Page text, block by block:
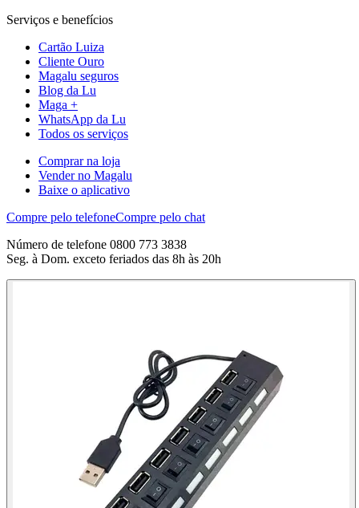
Serviços e benefícios
Cartão Luiza
Cliente Ouro
Magalu seguros
Blog da Lu
Maga +
WhatsApp da Lu
Todos os serviços
Comprar na loja
Vender no Magalu
Baixe o aplicativo
Compre pelo telefoneCompre pelo chat
Número de telefone 0800 773 3838
Seg. à Dom. exceto feriados das 8h às 20h